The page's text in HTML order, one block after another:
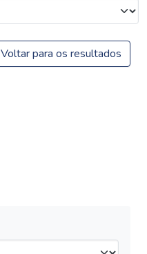
Voltar para os resultados